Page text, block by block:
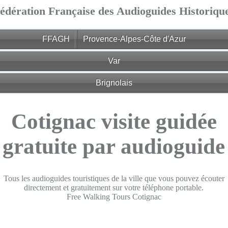
Française des Audioguides
FFAGH Provence-Alpes-Côte d'Azur
Var
Brignolais
Cotignac visite guidée
gratuite par audioguide
Tous les audioguides touristiques de la ville que vous pouvez écouter
directement et gratuitement sur votre téléphone portable.
Free Walking Tours Cotignac